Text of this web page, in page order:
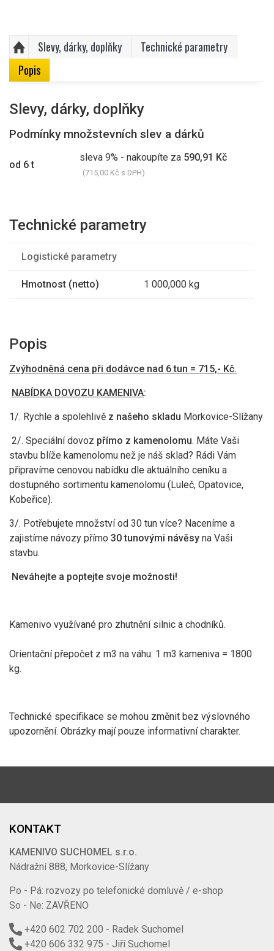
Slevy, dárky, doplňky
Technické parametry
Popis
Slevy, dárky, doplňky
Podmínky množstevních slev a dárků
od 6 t
sleva 9% - nakoupíte za 590,91 Kč
(715,00 Kč s DPH)
Technické parametry
Logistické parametry
Hmotnost (netto) 1 000,000 kg
Popis
Zvýhodněná cena při dodávce nad 6 tun = 715,- Kč.
NABÍDKA DOVOZU KAMENIVA:
1/. Rychle a spolehlivě z našeho skladu Morkovice-Slížany
2/. Speciální dovoz přímo z kamenolomu. Máte Vaši
stavbu blíže kamenolomu než je náš sklad? Rádi Vám
připravíme cenovou nabídku dle aktuálního ceníku a
dostupného sortimentu kamenolomu (Luleč, Opatovice,
Kobeřice).
3/. Potřebujete množství od 30 tun více? Naceníme a
zajistíme návozy přímo 30 tunovými návěsy na Vaši
stavbu.
Neváhejte a poptejte svoje možnosti!
Kamenivo využívané pro zhutnění silnic a chodníků.
Orientační přepočet z m3 na váhu: 1 m3 kameniva = 1800
kg.
Technické specifikace se mohou změnit bez výslovného
upozornění. Obrázky mají pouze informativní charakter.
KONTAKT
KAMENIVO SUCHOMEL s.r.o.
Nádražní 888, Morkovice-Slížany
Po - Pá: rozvozy po telefonické domluvě / e-shop
So - Ne: ZAVŘENO
+420 602 702 200 - Radek Suchomel
+420 606 332 975 - Jiří Suchomel